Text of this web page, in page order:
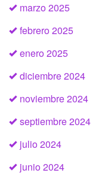
marzo 2025
febrero 2025
enero 2025
diciembre 2024
noviembre 2024
septiembre 2024
julio 2024
junio 2024